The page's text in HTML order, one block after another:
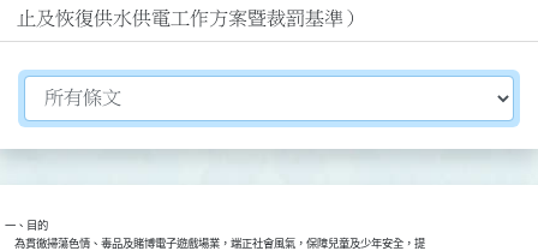
止及恢復供水供電工作方案暨裁罰基準）
切換選擇法規資訊內容
一、目的
    為貫徹掃蕩色情、毒品及賭博電子遊戲場業，端正社會風氣，保障兒童及少年安全，提